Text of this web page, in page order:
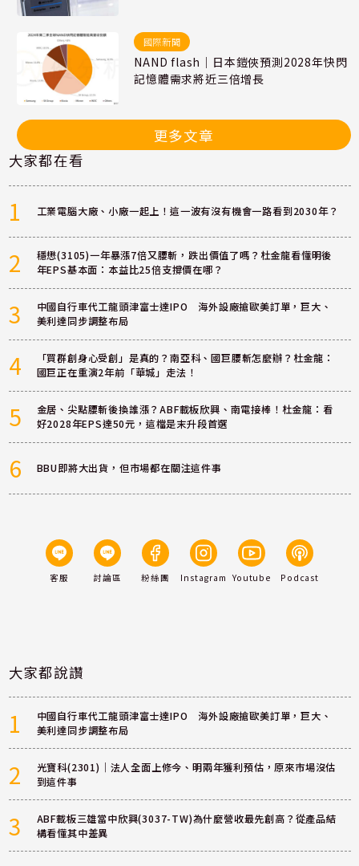
國際新聞
NAND flash｜日本鎧俠預測2028年快閃
記憶體需求將近三倍增長
更多文章
大家都在看
1 工業電腦大廠、小廠一起上！這一波有沒有機會一路看到2030年？
2
穩懋(3105)一年暴漲7倍又腰斬，跌出價值了嗎？杜金龍看懂明後
年EPS基本面：本益比25倍支撐價在哪？
3
中國自行車代工龍頭津富士達IPO 海外設廠搶歐美訂單，巨大、
美利達同步調整布局
4
「買群創身心受創」是真的？南亞科、國巨腰斬怎麼辦？杜金龍：
國巨正在重演2年前「華城」走法！
5
金居、尖點腰斬後換誰漲？ABF載板欣興、南電接棒！杜金龍：看
好2028年EPS達50元，這檔是末升段首選
6 BBU即將大出貨，但市場都在關注這件事
客服 討論區 粉絲團 Instagram Youtube Podcast
大家都說讚
1
中國自行車代工龍頭津富士達IPO 海外設廠搶歐美訂單，巨大、
美利達同步調整布局
2
光寶科(2301)｜法人全面上修今、明兩年獲利預估，原來市場沒估
到這件事
3
ABF載板三雄當中欣興(3037-TW)為什麼營收最先創高？從產品結
構看懂其中差異